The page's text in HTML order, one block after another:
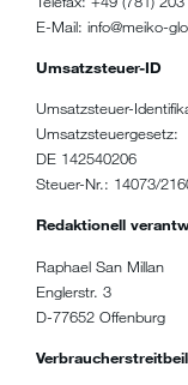
E-Mail: info@meiko-
Umsatzsteuer-ID
Umsatzsteuer-
Umsatzsteuergesetz:
DE 142540206
Steuer-Nr.: 14073/
Redaktionell
Raphael San Millan
Englerstr. 3
D-77652 Offenburg